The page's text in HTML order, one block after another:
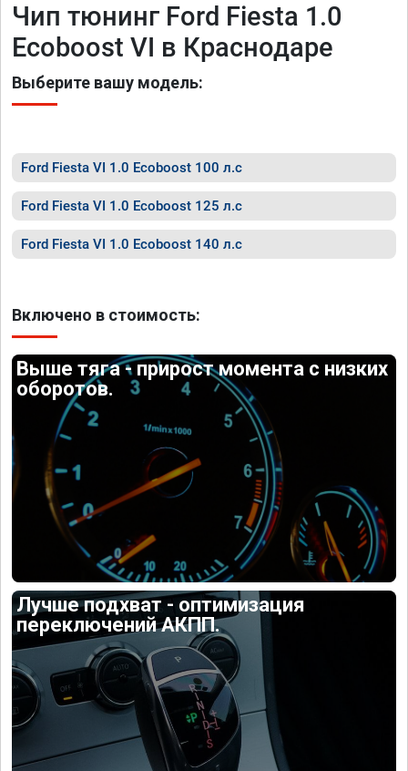
Чип тюнинг Ford Fiesta 1.0
Ecoboost VI в Краснодаре
Выберите вашу модель:
Ford Fiesta VI 1.0 Ecoboost 100 л.с
Ford Fiesta VI 1.0 Ecoboost 125 л.с
Ford Fiesta VI 1.0 Ecoboost 140 л.с
Включено в стоимость:
Выше тяга - прирост момента с низких
оборотов.
Лучше подхват - оптимизация
переключений АКПП.